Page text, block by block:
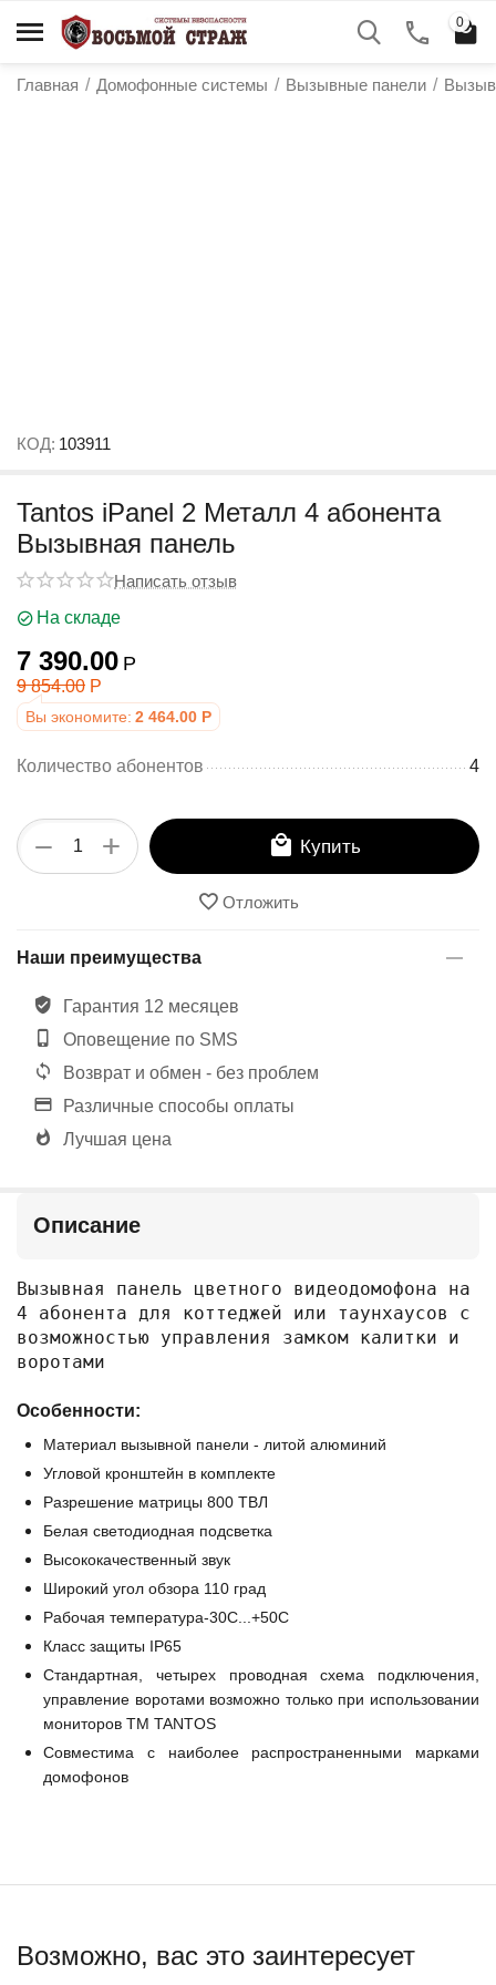
0
Главная / Домофонные системы / Вызывные панели /
КОД: 103911
Tantos iPanel 2 Металл 4 абонента
Вызывная панель
Написать отзыв
На складе
7 390.00 Р
9 854.00 Р
Вы экономите: 2 464.00 Р
Количество абонентов 4
+
− Купить
Отложить
Наши преимущества
Гарантия 12 месяцев
Оповещение по SMS
Возврат и обмен - без проблем
Различные способы оплаты
Лучшая цена
Описание
Вызывная панель цветного видеодомофона на
4 абонента для коттеджей или таунхаусов с
возможностью управления замком калитки и
воротами
Особенности:
Материал вызывной панели - литой алюминий
Угловой кронштейн в комплекте
Разрешение матрицы 800 ТВЛ
Белая светодиодная подсветка
Высококачественный звук
Широкий угол обзора 110 град
Рабочая температура-30С...+50С
Класс защиты IP65
Стандартная, четырех проводная схема подключения,
управление воротами возможно только при использовании
мониторов ТМ TANTOS
Совместима с наиболее распространенными марками
домофонов
Возможно, вас это заинтересует